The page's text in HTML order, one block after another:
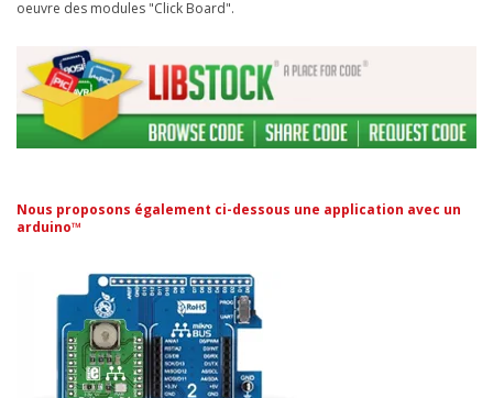
oeuvre des modules "Click Board".
Nous proposons également ci-dessous une application avec un
arduino™